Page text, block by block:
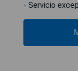
- Servicio